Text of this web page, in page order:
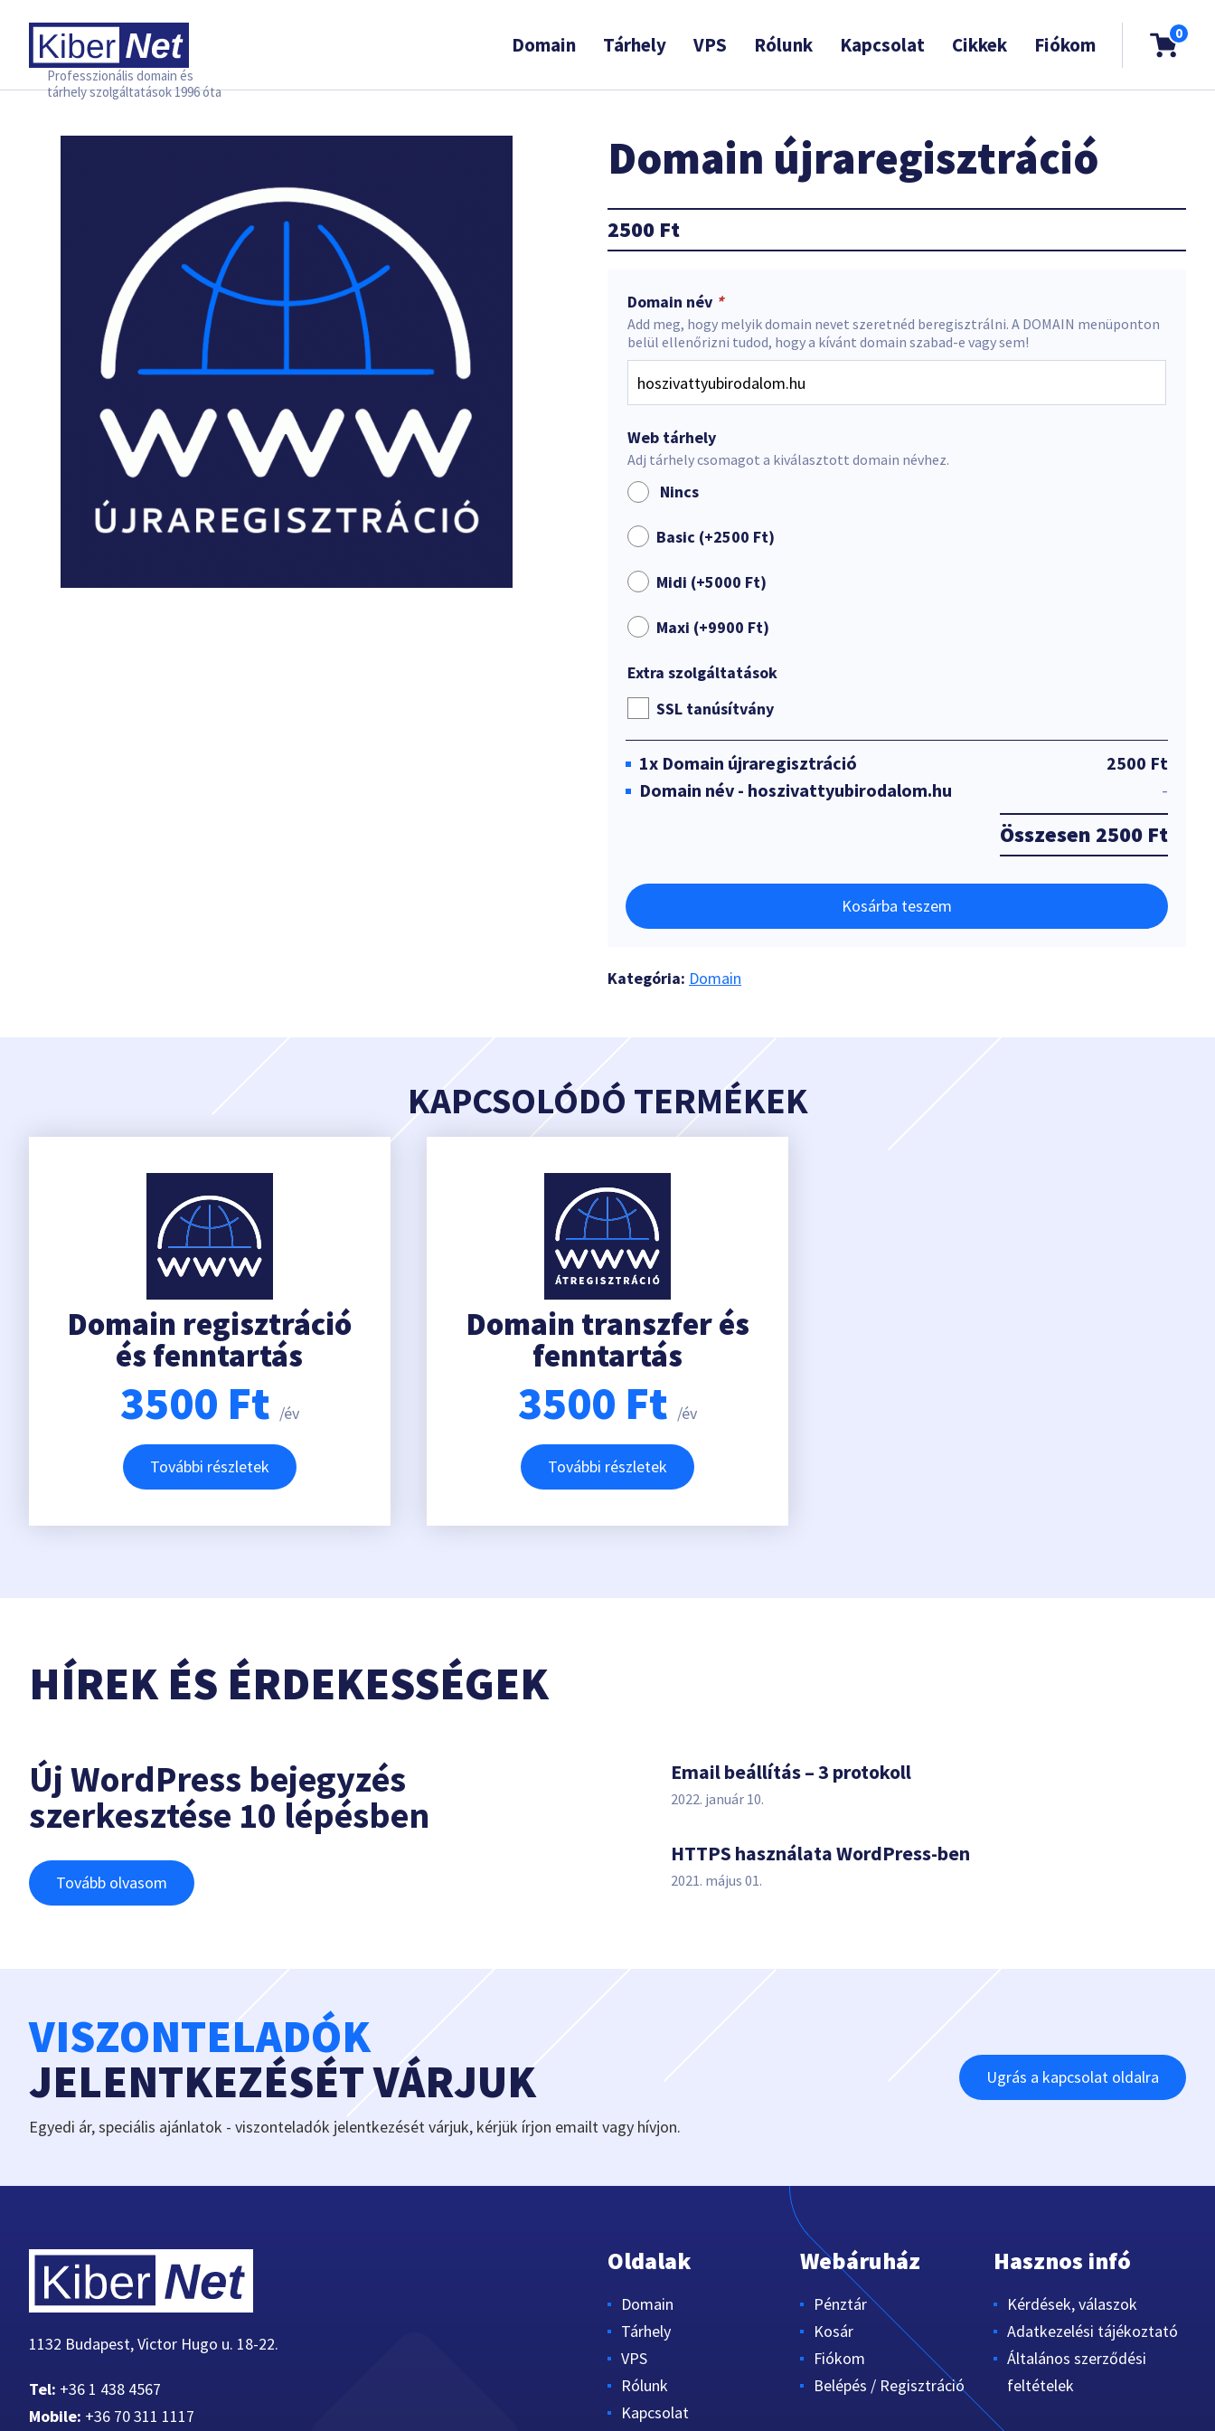
Professzionális domain és
tárhely szolgáltatások 1996 óta
Domain Tárhely VPS Rólunk Kapcsolat Cikkek Fiókom 0
Domain újraregisztráció
2500 Ft
Domain név *
Add meg, hogy melyik domain nevet szeretnéd beregisztrálni. A DOMAIN menüponton
belül ellenőrizni tudod, hogy a kívánt domain szabad-e vagy sem!
Web tárhely
Adj tárhely csomagot a kiválasztott domain névhez.
Nincs
Basic (+2500 Ft)
Midi (+5000 Ft)
Maxi (+9900 Ft)
Extra szolgáltatások
SSL tanúsítvány
1x Domain újraregisztráció
2500 Ft
Domain név - hoszivattyubirodalom.hu
-
Összesen 2500 Ft
Kosárba teszem
Kategória: Domain
KAPCSOLÓDÓ TERMÉKEK
Domain regisztráció
és fenntartás
3500 Ft /év
További részletek
Domain transzfer és
fenntartás
3500 Ft /év
További részletek
HÍREK ÉS ÉRDEKESSÉGEK
Új WordPress bejegyzés
szerkesztése 10 lépésben
Tovább olvasom
Email beállítás – 3 protokoll
2022. január 10.
HTTPS használata WordPress-ben
2021. május 01.
VISZONTELADÓK
JELENTKEZÉSÉT VÁRJUK
Egyedi ár, speciális ajánlatok - viszonteladók jelentkezését várjuk, kérjük írjon emailt vagy hívjon.
Ugrás a kapcsolat oldalra
1132 Budapest, Victor Hugo u. 18-22.
Tel: +36 1 438 4567
Mobile: +36 70 311 1117
Oldalak
Domain
Tárhely
VPS
Rólunk
Kapcsolat
Webáruház
Pénztár
Kosár
Fiókom
Belépés / Regisztráció
Hasznos infó
Kérdések, válaszok
Adatkezelési tájékoztató
Általános szerződési
feltételek